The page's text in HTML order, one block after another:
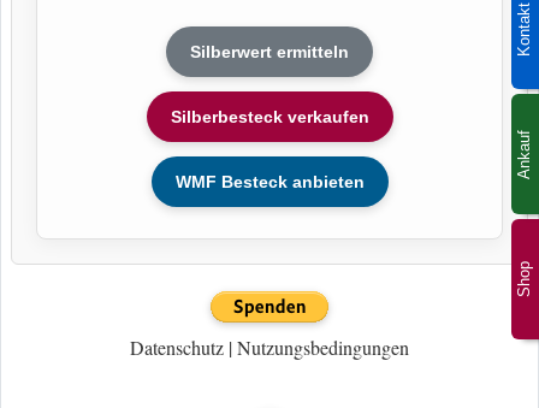
Shop
Kontakt
Ankauf
Silberwert ermitteln
Silberbesteck verkaufen
WMF Besteck anbieten
Datenschutz |Nutzungsbedingungen